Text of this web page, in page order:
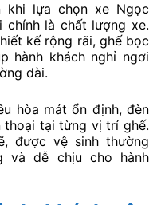
lựa chọn xe Ngọc
là chất lượng xe.
kế rộng rãi, ghế bọc
hành khách nghỉ ngơi
dài.
hòa mát ổn định, đèn
thoại tại từng vị trí ghế.
được vệ sinh thường
và dễ chịu cho hành